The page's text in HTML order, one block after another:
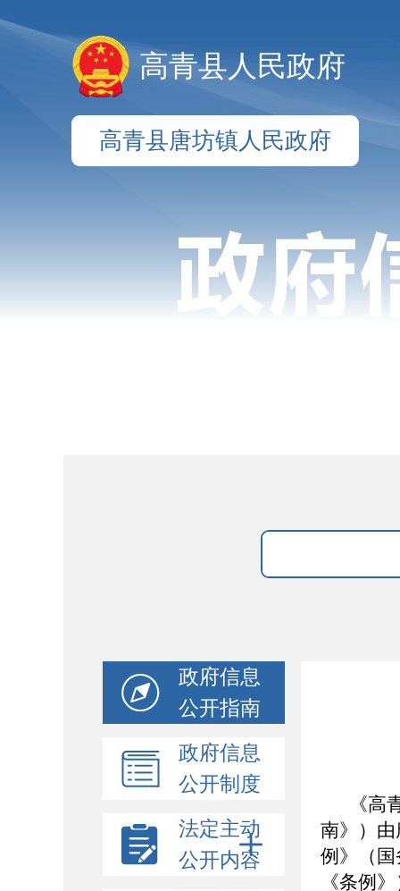
高青县人民政府
高青县唐坊镇人民政府
政府信息
公开指南
政府信息
公开制度
法定主动
公开内容
《
南》）
例》（
《条例